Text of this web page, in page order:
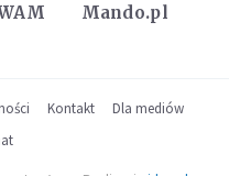
Mando.pl
Kontakt
Dla mediów